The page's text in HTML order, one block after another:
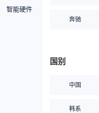
智能硬件
奔驰
国别
中国
韩系